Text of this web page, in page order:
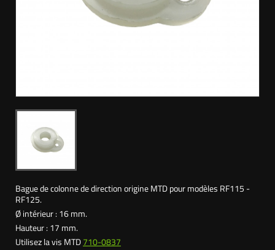
Bague de colonne de direction origine MTD pour modèles RF115 -
RF125.
Ø intérieur : 16 mm.
Hauteur : 17 mm.
Utilisez la vis MTD710-0837